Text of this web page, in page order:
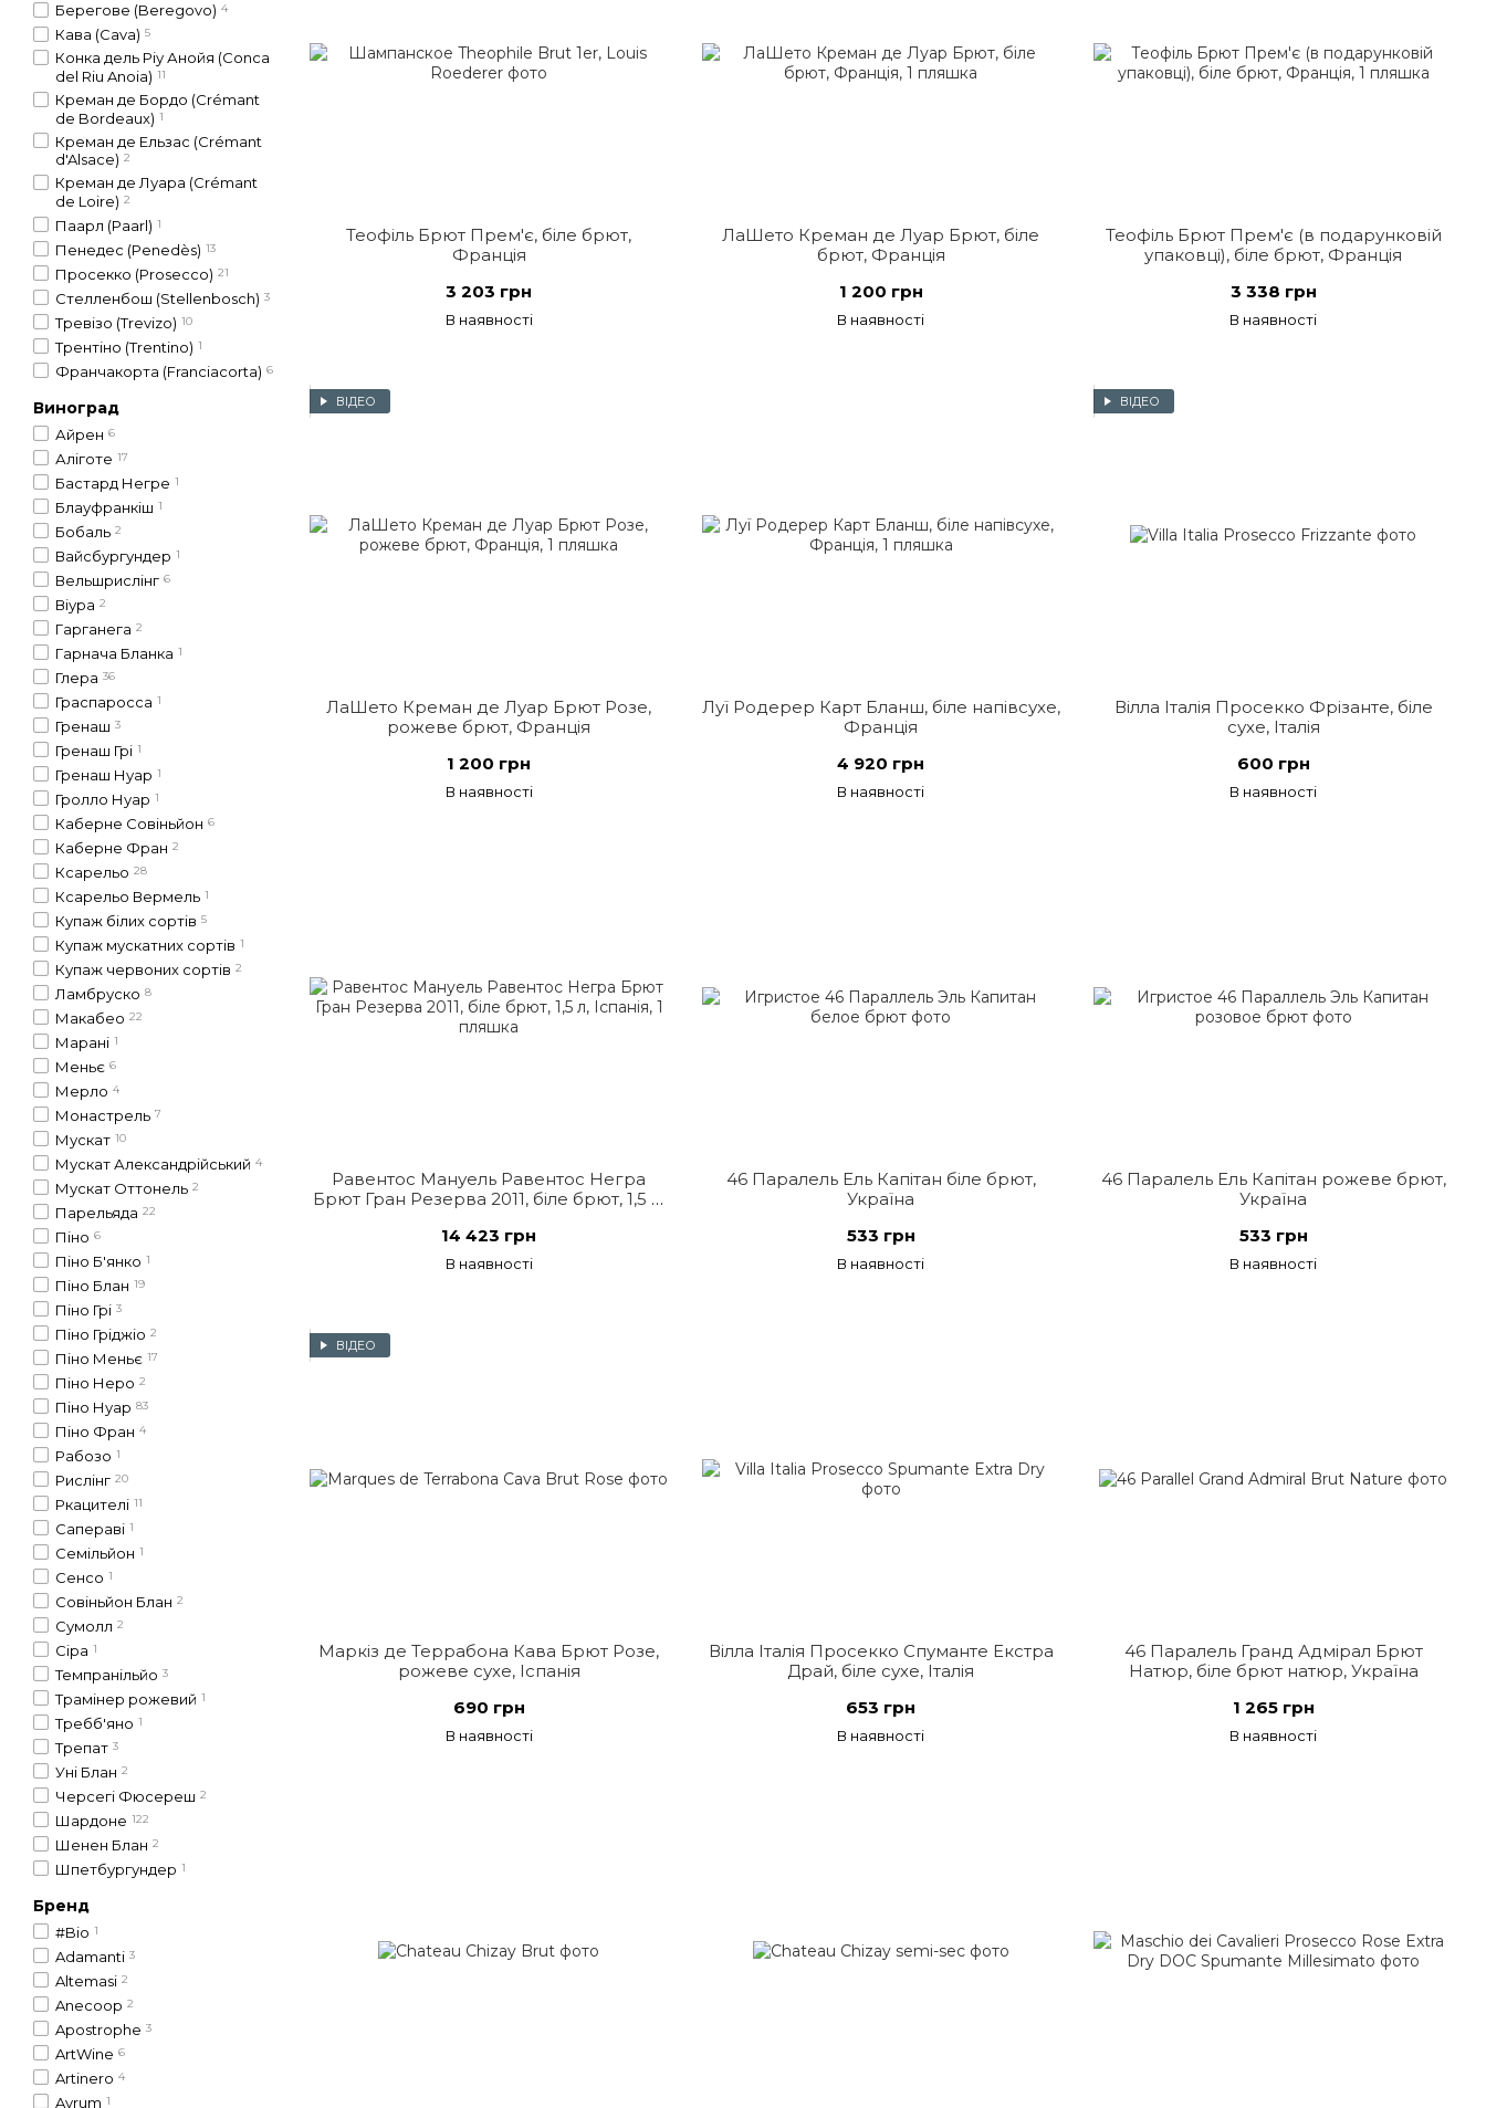
Теофіль Брют Прем'є, біле брют,
Франція
3 203 грн
В наявності
ЛаШето Креман де Луар Брют, біле
брют, Франція
1 200 грн
В наявності
Теофіль Брют Прем'є (в подарунковій
упаковці), біле брют, Франція
3 338 грн
В наявності
ВІДЕО
ЛаШето Креман де Луар Брют Розе,
рожеве брют, Франція
1 200 грн
В наявності
Луї Родерер Карт Бланш, біле напівсухе,
Франція
4 920 грн
В наявності
ВІДЕО
Вілла Італія Просекко Фрізанте, біле
сухе, Італія
600 грн
В наявності
Равентос Мануель Равентос Негра
Брют Гран Резерва 2011, біле брют, 1,5 л,
14 423 грн
В наявності
46 Паралель Ель Капітан біле брют,
Україна
533 грн
В наявності
46 Паралель Ель Капітан рожеве брют,
Україна
533 грн
В наявності
ВІДЕО
Маркіз де Террабона Кава Брют Розе,
рожеве сухе, Іспанія
690 грн
В наявності
Вілла Італія Просекко Спуманте Екстра
Драй, біле сухе, Італія
653 грн
В наявності
46 Паралель Гранд Адмірал Брют
Натюр, біле брют натюр, Україна
1 265 грн
В наявності
Берегове (Beregovo) 4
Кава (Cava) 5
Конка дель Ріу Анойя (Conca
del Riu Anoia) 11
Креман де Бордо (Crémant
de Bordeaux) 1
Креман де Ельзас (Crémant
d'Alsace) 2
Креман де Луара (Crémant
de Loire) 2
Паарл (Paarl) 1
Пенедес (Penedès) 13
Просекко (Prosecco) 21
Стелленбош (Stellenbosch) 3
Тревізо (Trevizo) 10
Трентіно (Trentino) 1
Франчакорта (Franciacorta) 6
Виноград
Айрен 6
Аліготе 17
Бастард Негре 1
Блауфранкіш 1
Бобаль 2
Вайсбургундер 1
Вельшрислінг 6
Віура 2
Гарганега 2
Гарнача Бланка 1
Глера 36
Граспаросса 1
Гренаш 3
Гренаш Грі 1
Гренаш Нуар 1
Гролло Нуар 1
Каберне Совіньйон 6
Каберне Фран 2
Ксарельо 28
Ксарельо Вермель 1
Купаж білих сортів 5
Купаж мускатних сортів 1
Купаж червоних сортів 2
Ламбруско 8
Макабео 22
Марані 1
Меньє 6
Мерло 4
Монастрель 7
Мускат 10
Мускат Александрійський 4
Мускат Оттонель 2
Парельяда 22
Піно 6
Піно Б'янко 1
Піно Блан 19
Піно Грі 3
Піно Гріджіо 2
Піно Меньє 17
Піно Неро 2
Піно Нуар 83
Піно Фран 4
Рабозо 1
Рислінг 20
Ркацителі 11
Сапераві 1
Семільйон 1
Сенсо 1
Совіньйон Блан 2
Сумолл 2
Сіра 1
Темпранільйо 3
Трамінер рожевий 1
Требб'яно 1
Трепат 3
Уні Блан 2
Черсегі Фюсереш 2
Шардоне 122
Шенен Блан 2
Шпетбургундер 1
Бренд
#Bio 1
Adamanti 3
Altemasi 2
Anecoop 2
Apostrophe 3
ArtWine 6
Artinero 4
Ayrum 1